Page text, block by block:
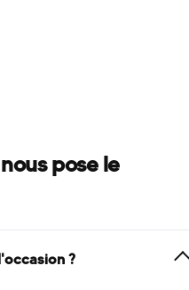
pose le
?